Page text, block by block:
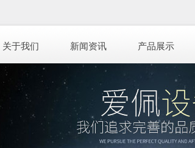
关于我们 新闻资讯 产品展示